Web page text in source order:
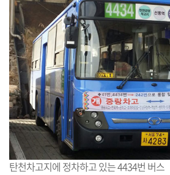
탄천차고지에 정차하고 있는 4434번 버스